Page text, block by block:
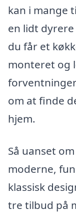
kan i mange
en lidt
du får et
monteret og
om at finde
hjem.
Så uanset
moderne,
klassisk
tre tilbud på